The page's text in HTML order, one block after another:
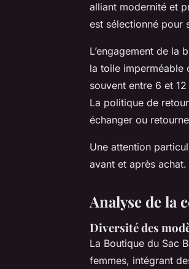
alliant modernité et
est sélectionné pour
L’engagement de la
la toile imperméable
souvent entre 6 et
La politique de
échanger ou
Une attention
avant et après achat.
Analyse de la
Diversité des
La Boutique du Sac
femmes, intégrant